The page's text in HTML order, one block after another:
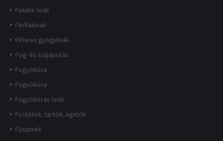
Fekete teák
Férfiaknak
Filteres gyógyteák
Fog- és szájápolás
Fogyókúra
Fogyókúra
Fogyókúrás teák
Füstölők, tartók, égetők
Fűszerek